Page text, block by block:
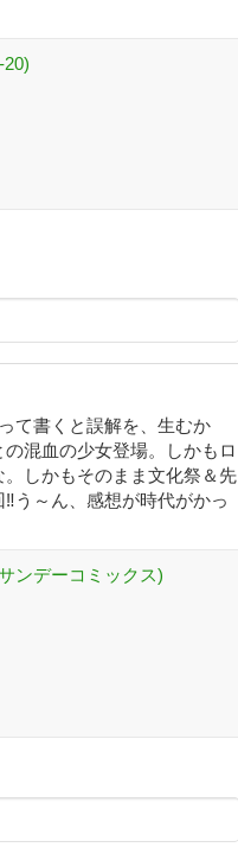
て書くと誤解を、生むか
混血の少女登場。しかもロ
しかもそのまま文化祭＆先
う～ん、感想が時代がかっ
ンデーコミックス)